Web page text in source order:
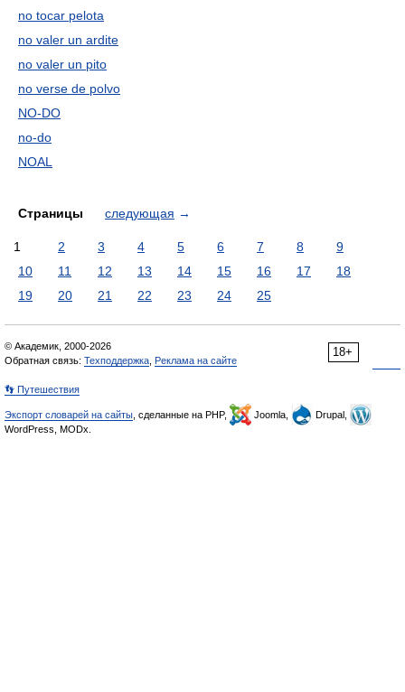
no tocar pelota
no valer un ardite
no valer un pito
no verse de polvo
NO-DO
no-do
NOAL
Страницы следующая →
1 2 3 4 5 6 7 8
9
10
11 12 13 14 15 16 17
18
19
20 21 22 23 24 25
18+
© Академик, 2000-2026
Обратная связь: Техподдержка Реклама на сайте
👣 Путешествия
Экспорт словарей на сайты , сделанные на PHP, Joomla,
Drupal,
WordPress, MODx.